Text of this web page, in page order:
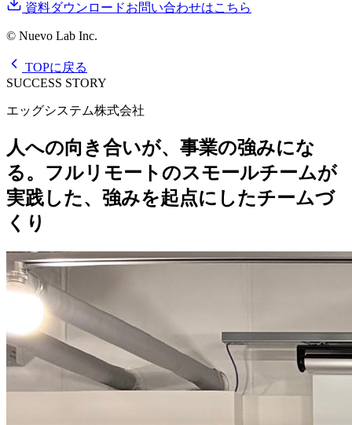
資料ダウンロードお問い合わせはこちら
© Nuevo Lab Inc.
TOPに戻る
SUCCESS STORY
エッグシステム株式会社
人への向き合いが、事業の強みにな
る。フルリモートのスモールチームが
実践した、強みを起点にしたチームづ
くり